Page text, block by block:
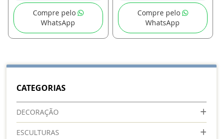
Compre pelo
WhatsApp
Compre pelo
WhatsApp
CATEGORIAS
DECORAÇÃO
ESCULTURAS